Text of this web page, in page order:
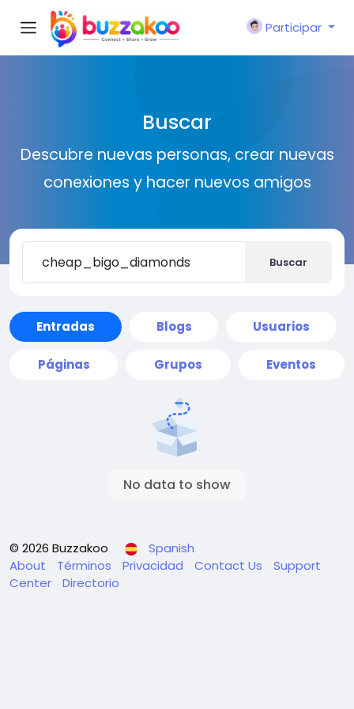
Participar
Buscar
Descubre nuevas personas, crear nuevas
conexiones y hacer nuevos amigos
Buscar
Entradas Blogs Usuarios
Páginas Grupos Eventos
No data to show
© 2026 Buzzakoo
Spanish
About
Términos Privacidad Contact Us
Support
Center
Directorio